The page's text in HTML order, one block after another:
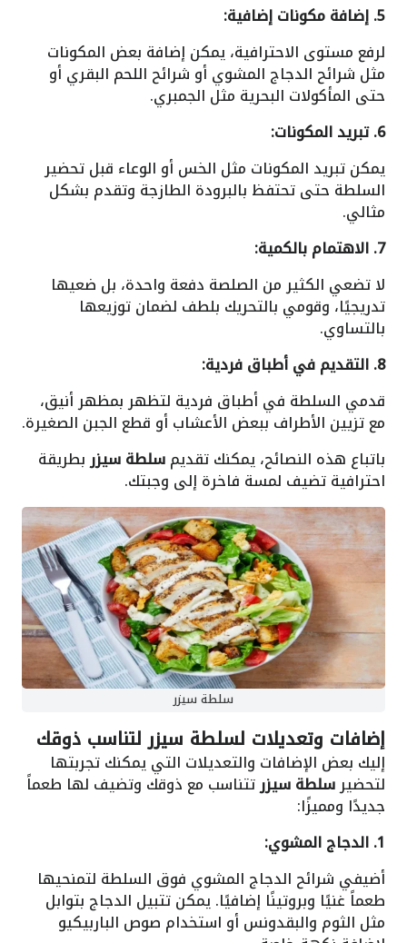
5. إضافة مكونات إضافية:
لرفع مستوى الاحترافية، يمكن إضافة بعض المكونات
مثل شرائح الدجاج المشوي أو شرائح اللحم البقري أو
حتى المأكولات البحرية مثل الجمبري.
6. تبريد المكونات:
يمكن تبريد المكونات مثل الخس أو الوعاء قبل تحضير
السلطة حتى تحتفظ بالبرودة الطازجة وتقدم بشكل
مثالي.
7. الاهتمام بالكمية:
لا تضعي الكثير من الصلصة دفعة واحدة، بل ضعيها
تدريجيًا، وقومي بالتحريك بلطف لضمان توزيعها
بالتساوي.
8. التقديم في أطباق فردية:
قدمي السلطة في أطباق فردية لتظهر بمظهر أنيق،
مع تزيين الأطراف ببعض الأعشاب أو قطع الجبن الصغيرة.
باتباع هذه النصائح، يمكنك تقديمسلطة سيزربطريقة
احترافية تضيف لمسة فاخرة إلى وجبتك.
سلطة سيزر
إضافات وتعديلات لسلطة سيزر لتناسب ذوقك
إليك بعض الإضافات والتعديلات التي يمكنك تجربتها
لتحضيرسلطة سيزرتتناسب مع ذوقك وتضيف لها طعماً
جديدًا ومميزًا:
1. الدجاج المشوي:
أضيفي شرائح الدجاج المشوي فوق السلطة لتمنحيها
طعماً غنيًا وبروتينًا إضافيًا. يمكن تتبيل الدجاج بتوابل
مثل الثوم والبقدونس أو استخدام صوص الباربيكيو